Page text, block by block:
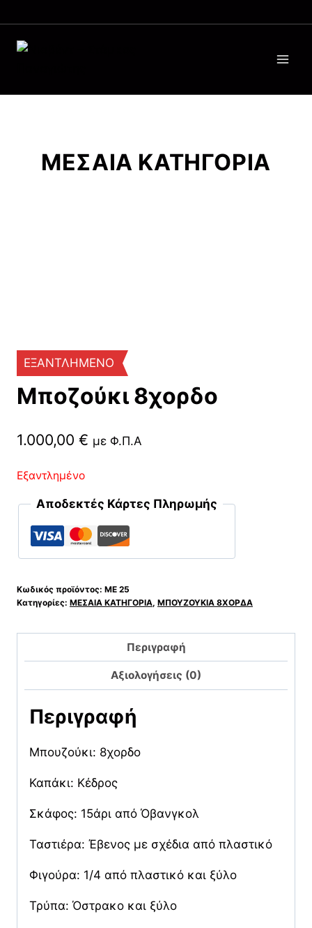
ΜΕΣΑΙΑ ΚΑΤΗΓΟΡΙΑ
ΕΞΑΝΤΛΗΜΕΝΟ
Μποζούκι 8χορδο
1.000,00 € με Φ.Π.Α
Εξαντλημένο
Αποδεκτές Κάρτες Πληρωμής
Κωδικός προϊόντος: ΜΕ 25
Κατηγορίες: ΜΕΣΑΙΑ ΚΑΤΗΓΟΡΙΑ, ΜΠΟΥΖΟΥΚΙΑ 8ΧΟΡΔΑ
Περιγραφή
Αξιολογήσεις (0)
Περιγραφή
Μπουζούκι: 8χορδο
Καπάκι: Κέδρος
Σκάφος: 15άρι από Όβανγκολ
Ταστιέρα: Έβενος με σχέδια από πλαστικό
Φιγούρα: 1/4 από πλαστικό και ξύλο
Τρύπα: Όστρακο και ξύλο